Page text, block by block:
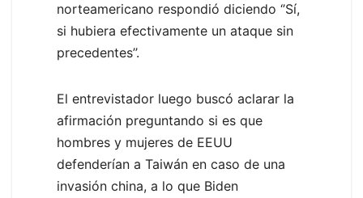
norteamericano respondió diciendo ‘’Sí,
si hubiera efectivamente un ataque sin
precedentes’’.
El entrevistador luego buscó aclarar la
afirmación preguntando si es que
hombres y mujeres de EEUU
defenderían a Taiwán en caso de una
invasión china, a lo que Biden